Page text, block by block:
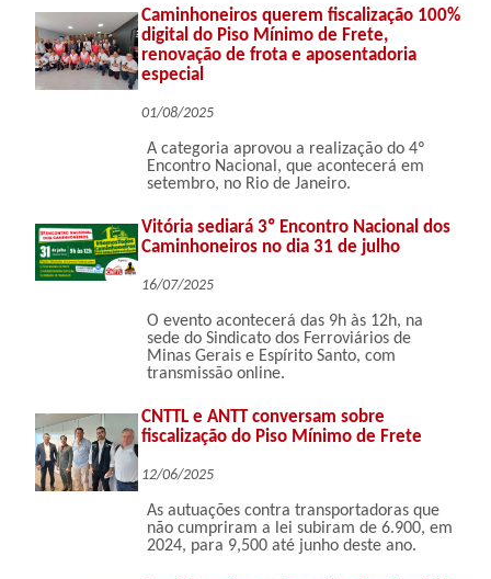
Caminhoneiros querem fiscalização 100%
digital do Piso Mínimo de Frete,
renovação de frota e aposentadoria
especial
01/08/2025
A categoria aprovou a realização do 4º
Encontro Nacional, que acontecerá em
setembro, no Rio de Janeiro.
Vitória sediará 3º Encontro Nacional dos
Caminhoneiros no dia 31 de julho
16/07/2025
O evento acontecerá das 9h às 12h, na
sede do Sindicato dos Ferroviários de
Minas Gerais e Espírito Santo, com
transmissão online.
CNTTL e ANTT conversam sobre
fiscalização do Piso Mínimo de Frete
12/06/2025
As autuações contra transportadoras que
não cumpriram a lei subiram de 6.900, em
2024, para 9,500 até junho deste ano.